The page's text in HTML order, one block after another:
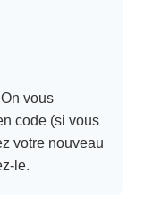
vous
code (si vous
votre nouveau
le.